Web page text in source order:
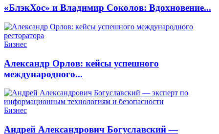
«БлэкХос» и Владимир Соколов: Вдохновение...
Бизнес
Александр Орлов: кейсы успешного
международного...
Бизнес
Андрей Александрович Богуславский —